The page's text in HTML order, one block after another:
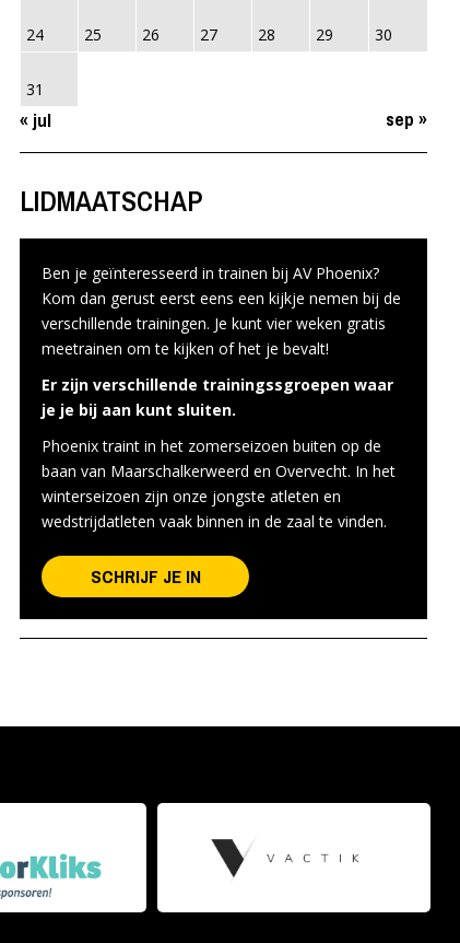
24 25 26 27 28 29 30
31
« jul sep »
LIDMAATSCHAP
Ben je geïnteresseerd in trainen bij AV Phoenix?
Kom dan gerust eerst eens een kijkje nemen bij de
verschillende trainingen. Je kunt vier weken gratis
meetrainen om te kijken of het je bevalt!
Er zijn verschillende trainingssgroepen waar
je je bij aan kunt sluiten.
Phoenix traint in het zomerseizoen buiten op de
baan van Maarschalkerweerd en Overvecht. In het
winterseizoen zijn onze jongste atleten en
wedstrijdatleten vaak binnen in de zaal te vinden.
SCHRIJF JE IN